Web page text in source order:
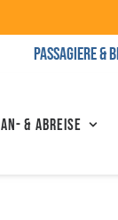
PASSAGIERE &
An- & Abreise